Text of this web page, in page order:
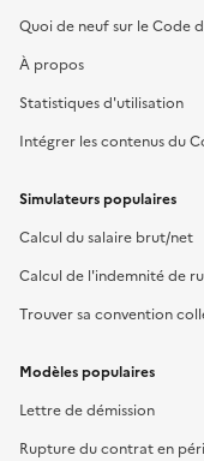
Quoi de neuf sur le Code
À propos
Statistiques d'utilisation
Intégrer les contenus du
Simulateurs populaires
Calcul du salaire brut/net
Calcul de l'indemnité de
Trouver sa convention
Modèles populaires
Lettre de démission
Rupture du contrat en